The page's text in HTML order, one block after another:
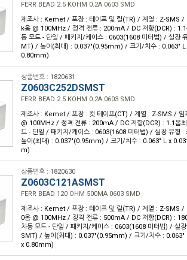
FERR BEAD 2.5 KOHM 0.2A 0603 SMD
제조사 : Kemet / 포장 : 테이프 및 릴(TR) / 계열 : Z-SMS /
k옴 @ 100MHz / 정격 전류 : 200mA / DC 저항(DCR) : 1.1
동 모드 - 단일 / 패키지/케이스 : 0603(1608 미터법) / 실장
MT) / 높이(최대) : 0.037"(0.95mm) / 크기/치수 : 0.063"
0.80mm)
상품번호 : 1820631
Z0603C252DSMST
FERR BEAD 2.5 KOHM 0.2A 0603 SMD
제조사 : Kemet / 포장 : 컷 테이프(CT) / 계열 : Z-SMS / 임
@ 100MHz / 정격 전류 : 200mA / DC 저항(DCR) : 1.1옴
드 - 단일 / 패키지/케이스 : 0603(1608 미터법) / 실장 유형
높이(최대) : 0.037"(0.95mm) / 크기/치수 : 0.063" L x
m)
상품번호 : 1820630
Z0603C121ASMST
FERR BEAD 120 OHM 500MA 0603 SMD
제조사 : Kemet / 포장 : 테이프 및 릴(TR) / 계열 : Z-SMS /
0옴 @ 100MHz / 정격 전류 : 500mA / DC 저항(DCR) :
차동 모드 - 단일 / 패키지/케이스 : 0603(1608 미터법) / 실
SMT) / 높이(최대) : 0.037"(0.95mm) / 크기/치수 :
x 0.80mm)